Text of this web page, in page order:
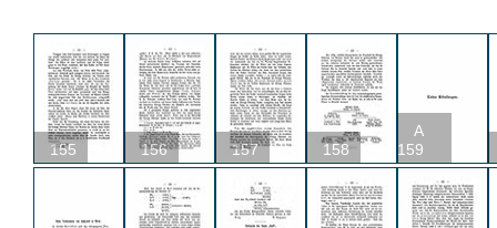
155 156 157 158
A
159